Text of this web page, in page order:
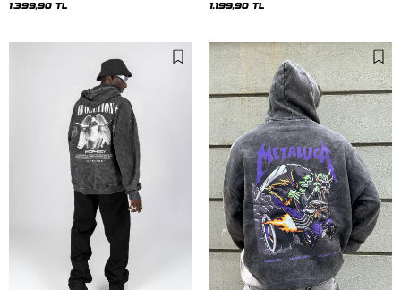
Hoodie
1.399,90 TL 1.199,90 TL